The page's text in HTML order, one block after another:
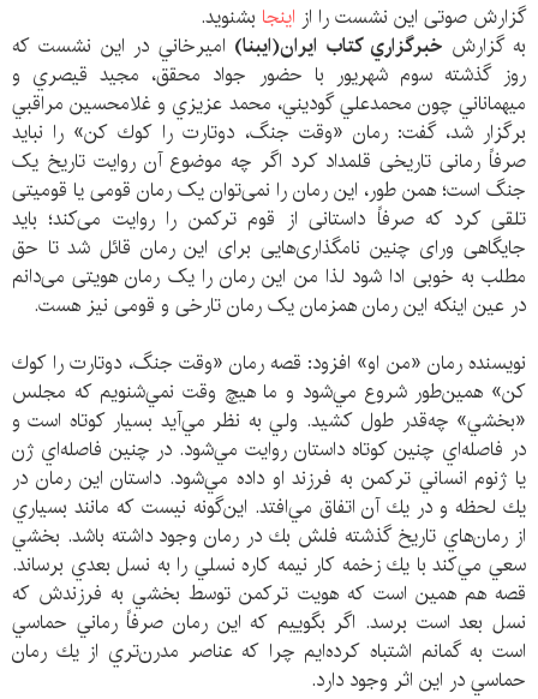
گزارش صوتی این نشست را از اینجا بشنوید.
به گزارش خبرگزاري كتاب ايران(ايبنا) اميرخاني در اين نشست كه
روز گذشته سوم شهریور با حضور جواد محقق، مجيد قيصري و
ميهماناني چون محمدعلي گوديني، محمد عزيزي و غلامحسين مراقبي
برگزار شد، گفت: رمان «وقت جنگ، دوتارت را كوك كن» را نباید
صرفاً رمانی تاریخی قلمداد کرد اگر چه موضوع آن روایت تاریخ یک
جنگ است؛ همن طور، این رمان را نمی‌توان یک رمان قومی یا قومیتی
تلقی کرد که صرفاً داستانی از قوم ترکمن را روایت می‌کند؛ باید
جایگاهی ورای چنین نامگذاری‌هایی برای این رمان قائل شد تا حق
مطلب به خوبی ادا شود لذا من این رمان را یک رمان هویتی می‌دانم
در عین اینکه این رمان همزمان یک رمان تارخی و قومی نیز هست.
نويسنده رمان «من او» افزود: قصه رمان «وقت جنگ، دوتارت را كوك
كن» همين‌طور شروع مي‌شود و ما هيچ وقت نمي‌شنويم كه مجلس
«بخشي» چه‌قدر طول كشيد. ولي به نظر مي‌آيد بسيار كوتاه است و
در فاصله‌اي چنين كوتاه داستان روايت مي‌شود. در چنين فاصله‌اي ژن
يا ژنوم انساني تركمن به فرزند او داده مي‌شود. داستان اين رمان در
يك لحظه و در يك آن اتفاق مي‌افتد. اين‌گونه نيست كه مانند بسياري
از رمان‌هاي تاريخ گذشته فلش بك در رمان وجود داشته باشد. بخشي
سعي مي‌كند با يك زخمه كار نيمه كاره نسلي را به نسل بعدي برساند.
قصه هم همين است كه هويت تركمن توسط بخشي به فرزندش كه
نسل بعد است برسد. اگر بگوييم كه اين رمان صرفاً رماني حماسي
است به گمانم اشتباه كرده‌ايم چرا كه عناصر مدرن‌تري از يك رمان
حماسي در اين اثر وجود دارد.